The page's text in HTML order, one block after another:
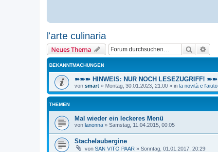
l'arte culinaria
Neues Thema Suche
BEKANNTMACHUNGEN
➽➽➽ HINWEIS: NUR NOCH LESEZUGRIFF!
von smart » Montag, 30.01.2023, 21:00 » in la novità e l'aiuto
THEMEN
Mal wieder ein leckeres Menü
von lanonna » Samstag, 11.04.2015, 00:05
Stachelaubergine
von SAN VITO PAAR » Sonntag, 01.01.2017, 20:29